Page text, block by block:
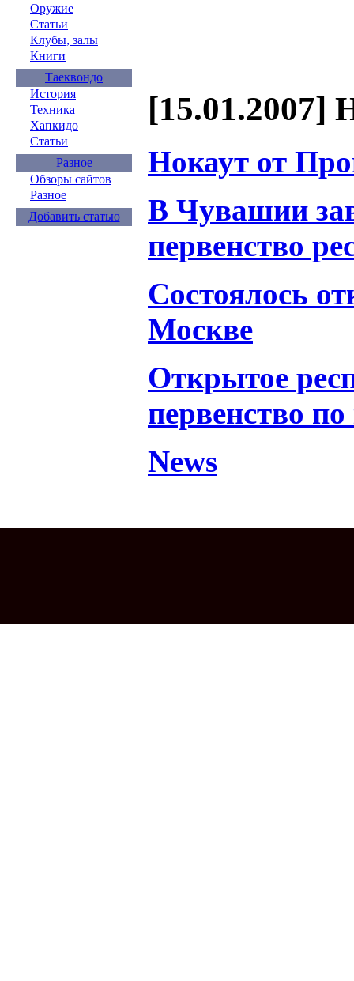
Оружие
Статьи
Клубы, залы
Книги
Таеквондо
История
Техника
Хапкидо
Статьи
Разное
Обзоры сайтов
Разное
Добавить статью
[15.01.2007]
Нокаут от
В Чувашии
первенство
Состоялось
Москве
Открытое
первенство по
News